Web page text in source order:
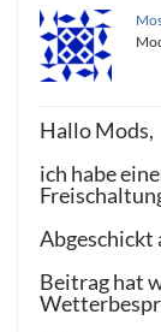
Hallo Mods,
ich habe
Abgeschickt
Beitrag hat